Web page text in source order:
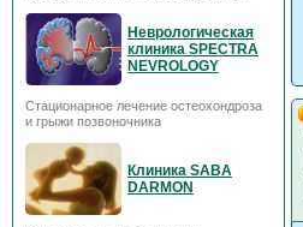
Неврологическая
клиника SPECTRA
NEVROLOGY
Стационарное лечение остеохондроза
и грыжи позвоночника
Клиника SABA
DARMON